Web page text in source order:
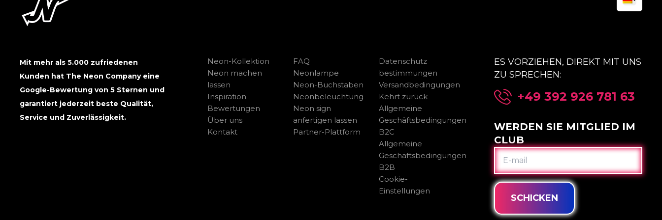
Mit mehr als 5.000 zufriedenen
Kunden hat The Neon Company eine
Google-Bewertung von 5 Sternen und
garantiert jederzeit beste Qualität,
Service und Zuverlässigkeit.
Neon-Kollektion
Neon machen
lassen
Inspiration
Bewertungen
Über uns
Kontakt
FAQ
Neonlampe
Neon-Buchstaben
Neonbeleuchtung
Neon sign
anfertigen lassen
Partner-Plattform
Datenschutz
bestimmungen
Versandbedingungen
Kehrt zurück
Allgemeine
Geschäftsbedingungen
B2C
Allgemeine
Geschäftsbedingungen
B2B
Cookie-
Einstellungen
ES VORZIEHEN, DIREKT MIT UNS
ZU SPRECHEN:
+49 392 926 781 63
WERDEN SIE MITGLIED IM
CLUB
E-
MAIL
SCHICKEN